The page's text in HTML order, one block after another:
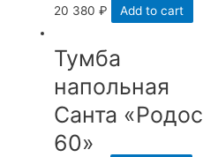
20 380₽ Add to cart
Тумба
напольная
Санта «Родос
60»